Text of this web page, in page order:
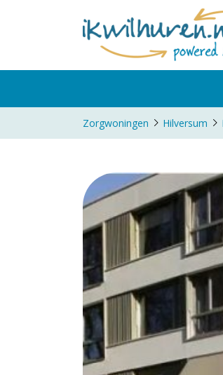
Zorgwoningen Hilversum